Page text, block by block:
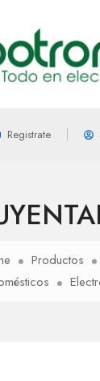
Registrate
Productos